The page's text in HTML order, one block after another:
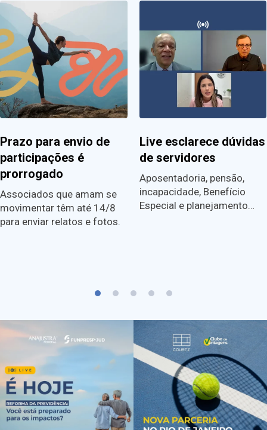
Prazo para envio de
participações é
prorrogado
Associados que amam se
movimentar têm até 14/8
para enviar relatos e fotos.
Live esclarece dúvidas
de servidores
Aposentadoria, pensão,
incapacidade, Benefício
Especial e planejamento…